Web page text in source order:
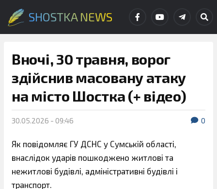
SHOSTKA NEWS
Вночі, 30 травня, ворог
здійснив масовану атаку
на місто Шостка (+ відео)
30.05.2026 - 09:46 0
Як повідомляє ГУ ДСНС у Сумській області,
внаслідок ударів пошкоджено житлові та
нежитлові будівлі, адміністративні будівлі і
транспорт.